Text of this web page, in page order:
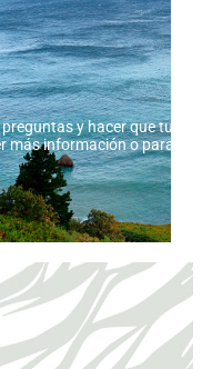
y hacer que tu
información o para